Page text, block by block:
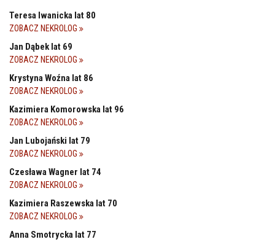
Teresa Iwanicka lat 80
ZOBACZ NEKROLOG
Jan Dąbek lat 69
ZOBACZ NEKROLOG
Krystyna Woźna lat 86
ZOBACZ NEKROLOG
Kazimiera Komorowska lat 96
ZOBACZ NEKROLOG
Jan Lubojański lat 79
ZOBACZ NEKROLOG
Czesława Wagner lat 74
ZOBACZ NEKROLOG
Kazimiera Raszewska lat 70
ZOBACZ NEKROLOG
Anna Smotrycka lat 77